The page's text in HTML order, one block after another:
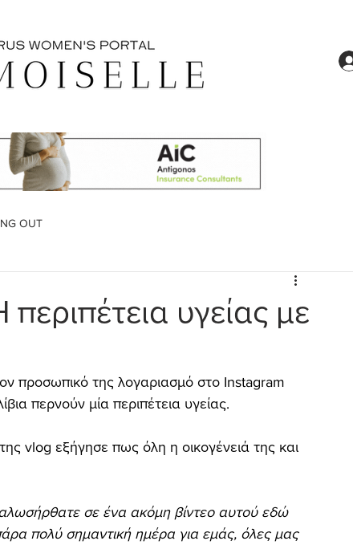
OUT
υγείας με
προσωπικό της λογαριασμό στο Instagram
περνούν μία περιπέτεια υγείας.
vlog εξήγησε πως όλη η οικογένειά της και
σε ένα ακόμη βίντεο αυτού εδώ
πολύ σημαντική ημέρα για εμάς, όλες μας